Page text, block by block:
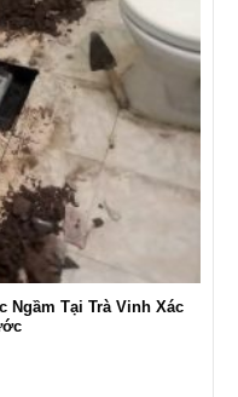
Ngầm Tại Trà Vinh Xác